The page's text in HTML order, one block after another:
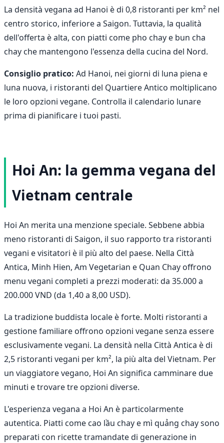
La densità vegana ad Hanoi è di 0,8 ristoranti per km² nel
centro storico, inferiore a Saigon. Tuttavia, la qualità
dell'offerta è alta, con piatti come pho chay e bun cha
chay che mantengono l'essenza della cucina del Nord.
Consiglio pratico: Ad Hanoi, nei giorni di luna piena e
luna nuova, i ristoranti del Quartiere Antico moltiplicano
le loro opzioni vegane. Controlla il calendario lunare
prima di pianificare i tuoi pasti.
Hoi An: la gemma vegana del
Vietnam centrale
Hoi An merita una menzione speciale. Sebbene abbia
meno ristoranti di Saigon, il suo rapporto tra ristoranti
vegani e visitatori è il più alto del paese. Nella Città
Antica, Minh Hien, Am Vegetarian e Quan Chay offrono
menu vegani completi a prezzi moderati: da 35.000 a
200.000 VND (da 1,40 a 8,00 USD).
La tradizione buddista locale è forte. Molti ristoranti a
gestione familiare offrono opzioni vegane senza essere
esclusivamente vegani. La densità nella Città Antica è di
2,5 ristoranti vegani per km², la più alta del Vietnam. Per
un viaggiatore vegano, Hoi An significa camminare due
minuti e trovare tre opzioni diverse.
L'esperienza vegana a Hoi An è particolarmente
autentica. Piatti come cao lầu chay e mì quảng chay sono
preparati con ricette tramandate di generazione in